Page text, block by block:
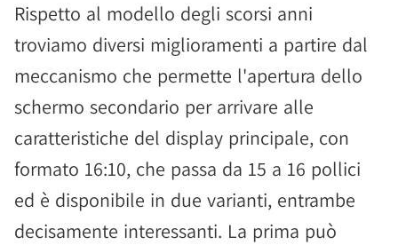
Rispetto al modello degli scorsi anni
troviamo diversi miglioramenti a partire dal
meccanismo che permette l'apertura dello
schermo secondario per arrivare alle
caratteristiche del display principale, con
formato 16:10, che passa da 15 a 16 pollici
ed è disponibile in due varianti, entrambe
decisamente interessanti. La prima può